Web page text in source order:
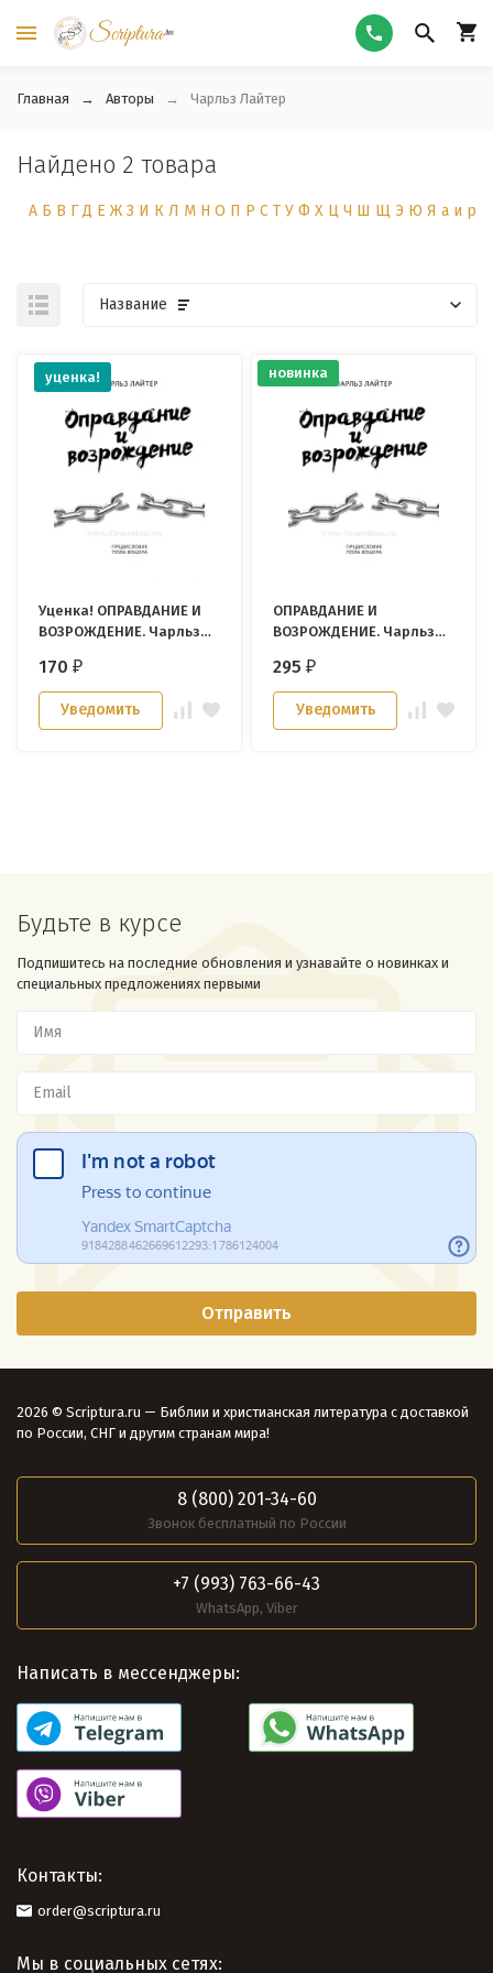
Главная Авторы Чарльз Лайтер
Найдено 2 товара
А Б В Г Д Е Ж З И К Л М Н О П Р С Т У Ф Х Ц Ч Ш Щ Э Ю Я а и р
Название
уценка!
Уценка! ОПРАВДАНИЕ И
ВОЗРОЖДЕНИЕ. Чарльз
170₽
Уведомить
новинка
ОПРАВДАНИЕ И
ВОЗРОЖДЕНИЕ. Чарльз
295₽
Уведомить
Будьте в курсе
Подпишитесь на последние обновления и узнавайте о новинках и
специальных предложениях первыми
2026 © Scriptura.ru — Библии и христианская литература с доставкой
по России, СНГ и другим странам мира!
8 (800) 201-34-60
Звонок бесплатный по России
+7 (993) 763-66-43
WhatsApp, Viber
Написать в мессенджеры:
Контакты:
order@scriptura.ru
Мы в социальных сетях: